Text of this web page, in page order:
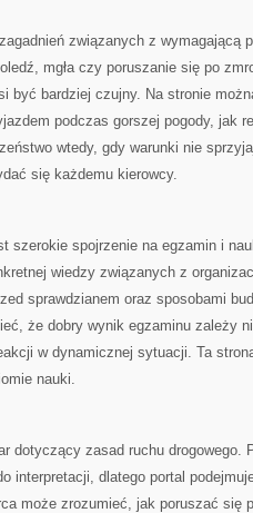
związanych z wymagającą
mgła czy poruszanie się po
być bardziej czujny. Na stronie
podczas gorszej pogody, jak
wtedy, gdy warunki nie
się każdemu kierowcy.
szerokie spojrzenie na egzamin i
wiedzy związanych z
sprawdzianem oraz sposobami
że dobry wynik egzaminu zależy
w dynamicznej sytuacji. Ta
nauki.
dotyczący zasad ruchu drogowego.
interpretacji, dlatego portal
może zrozumieć, jak poruszać się